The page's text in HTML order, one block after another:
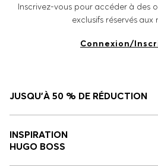
Inscrivez-vous pour accéder à des
exclusifs réservés aux
Connexion/
JUSQU'À 50 % DE RÉDUCTION
INSPIRATION
HUGO BOSS